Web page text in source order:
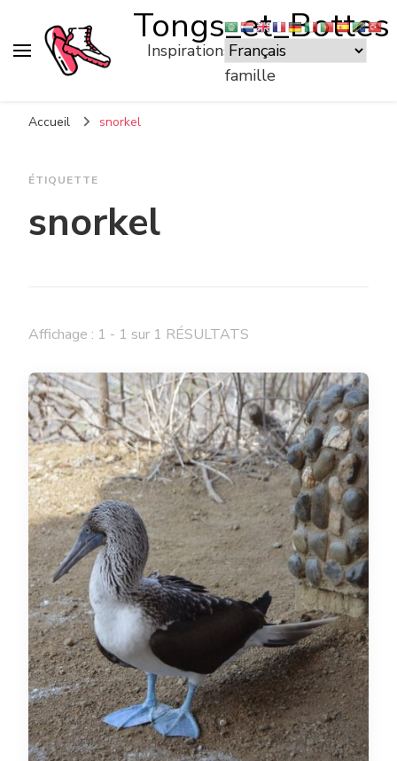
Tongs_et_Bottes
Inspirations pour voyager en
famille
Accueil snorkel
ÉTIQUETTE
snorkel
Affichage : 1 - 1 sur 1 RÉSULTATS